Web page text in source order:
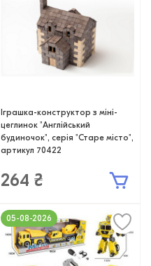
Іграшка-конструктор з міні-
цеглинок "Англійський
будиночок", серія "Старе місто",
артикул 70422
264 ₴
05-08-2026